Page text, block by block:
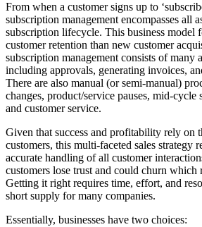
From when a customer signs up to
subscription management encompasses all
subscription lifecycle. This business model
customer retention than new customer
subscription management consists of many
including approvals, generating invoices,
There are also manual (or semi-manual)
changes, product/service pauses, mid-cycle
and customer service.
Given that success and profitability rely on
customers, this multi-faceted sales strategy
accurate handling of all customer
customers lose trust and could churn which
Getting it right requires time, effort, and
short supply for many companies.
Essentially, businesses have two choices: